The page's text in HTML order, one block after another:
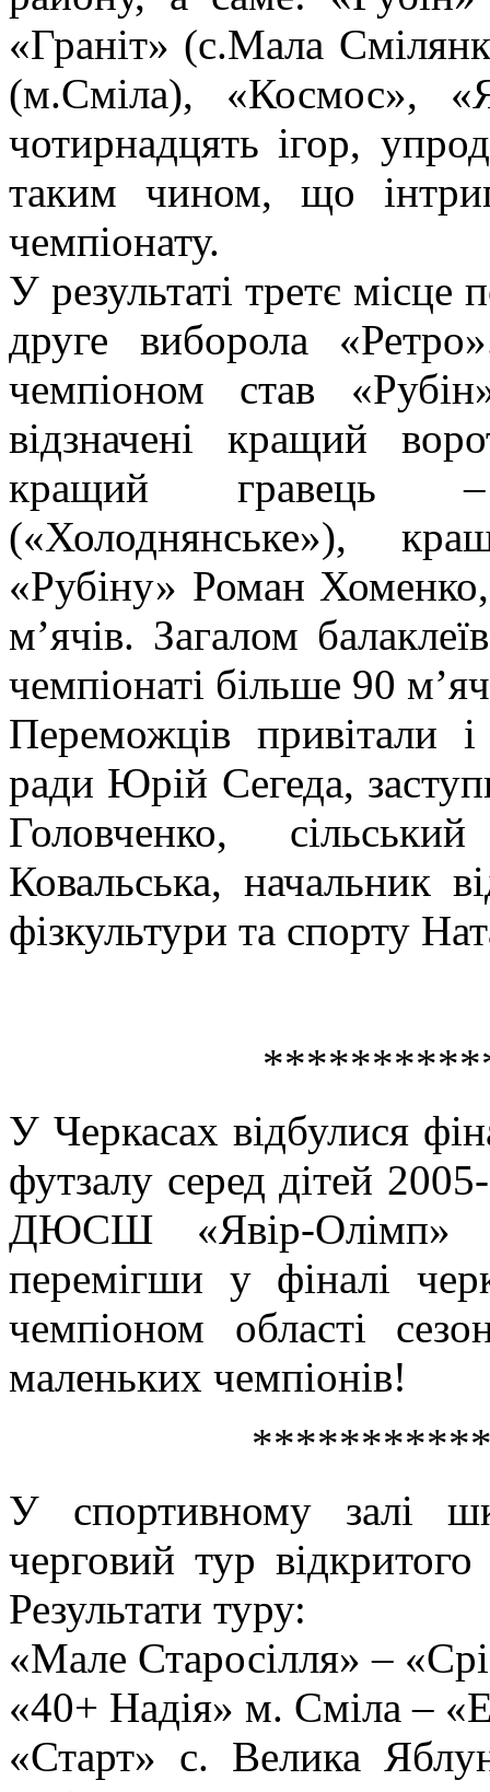
«Граніт» (с.Мала
(м.Сміла), «Космос»,
чотирнадцять ігор,
таким чином, що
чемпіонату.
У результаті третє місце
друге виборола
чемпіоном став
відзначені кращий
кращий гравець
(«Холоднянське»),
«Рубіну» Роман
м’ячів. Загалом
чемпіонаті більше 90
Переможців привітали
ради Юрій Сегеда,
Головченко,
Ковальська, начальник
фізкультури та спорту
У Черкасах відбулися
футзалу серед дітей
ДЮСШ «Явір-Олімп»
перемігши у фіналі
чемпіоном області
маленьких чемпіонів!
У спортивному залі
черговий тур
Результати туру:
«Мале Старосілля» –
«40+ Надія» м. Сміла –
«Старт» с. Велика